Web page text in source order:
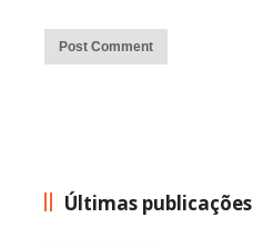
Últimas publicações